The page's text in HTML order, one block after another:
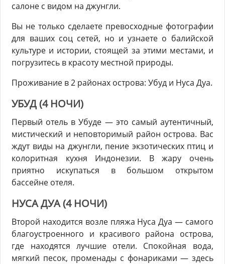
салоне с видом на джунгли.
Вы не только сделаете превосходные фотографии
для ваших соц сетей, но и узнаете о балийской
культуре и истории, стоящей за этими местами, и
погрузитесь в красоту местной природы.
Проживание в 2 районах острова: Убуд и Нуса Дуа.
УБУД (4 НОЧИ)
Первый отель в Убуде — это самый аутентичный,
мистический и неповторимый район острова. Вас
ждут виды на джунгли, пение экзотических птиц и
колоритная кухня Индонезии. В жару очень
приятно искупаться в большом открытом
бассейне отеля.
НУСА ДУА (4 НОЧИ)
Второй находится возле пляжа Нуса Дуа — самого
благоустроенного и красивого района острова,
где находятся лучшие отели. Спокойная вода,
мягкий песок, променады с фонариками — здесь